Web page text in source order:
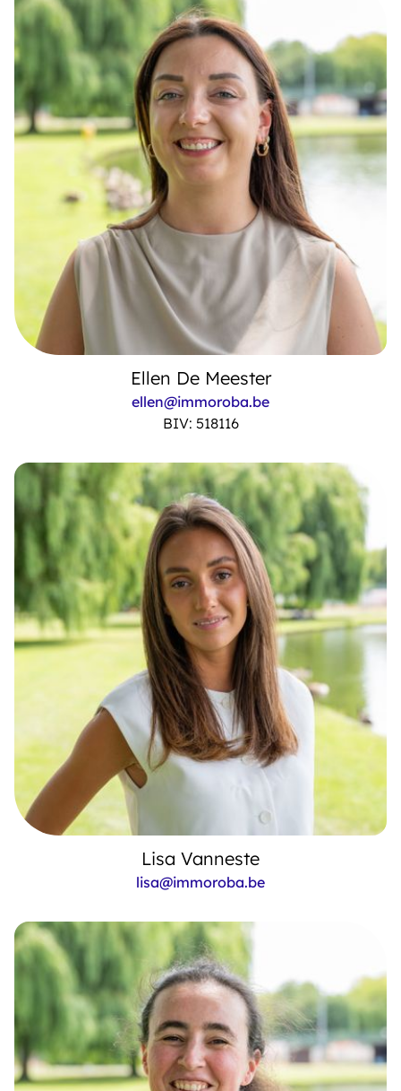
Ellen De Meester
ellen@immoroba.be
BIV: 518116
Lisa Vanneste
lisa@immoroba.be